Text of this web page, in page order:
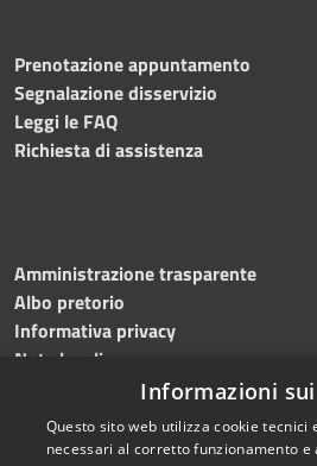
Prenotazione appuntamento
Segnalazione disservizio
Leggi le FAQ
Richiesta di assistenza
Amministrazione trasparente
Albo pretorio
Informativa privacy
Note legali
Dichiarazione di accessibilità
Informazioni
Questo sito web utilizza cookie
necessari al corretto funzionamento e